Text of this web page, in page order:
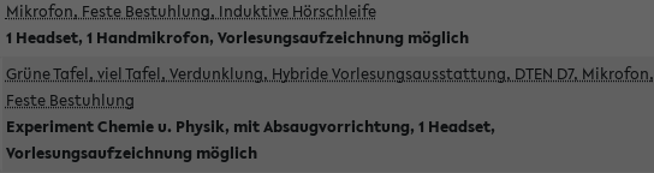
Mikrofon, Feste Bestuhlung, Induktive Hörschleife
1 Headset, 1 Handmikrofon, Vorlesungsaufzeichnung möglich
Grüne Tafel, viel Tafel, Verdunklung, Hybride Vorlesungsausstattung, DTEN D7, Mikrofon,
Feste Bestuhlung
Experiment Chemie u. Physik, mit Absaugvorrichtung, 1 Headset,
Vorlesungsaufzeichnung möglich